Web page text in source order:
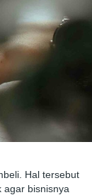
Hal tersebut
agar bisnisnya